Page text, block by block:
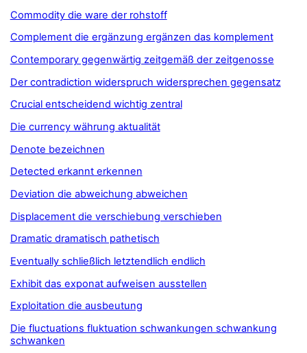
Commodity die ware der rohstoff
Complement die ergänzung ergänzen das komplement
Contemporary gegenwärtig zeitgemäß der zeitgenosse
Der contradiction widerspruch widersprechen gegensatz
Crucial entscheidend wichtig zentral
Die currency währung aktualität
Denote bezeichnen
Detected erkannt erkennen
Deviation die abweichung abweichen
Displacement die verschiebung verschieben
Dramatic dramatisch pathetisch
Eventually schließlich letztendlich endlich
Exhibit das exponat aufweisen ausstellen
Exploitation die ausbeutung
Die fluctuations fluktuation schwankungen schwankung
schwanken